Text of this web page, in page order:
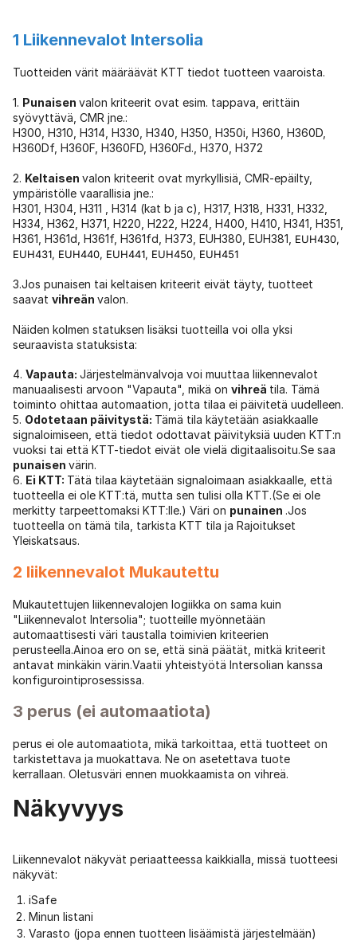
1 Liikennevalot Intersolia
Tuotteiden värit määräävät KTT tiedot tuotteen vaaroista.
1. Punaisen valon kriteerit ovat esim. tappava, erittäin
syövyttävä, CMR jne.:
H300, H310, H314, H330, H340, H350, H350i, H360, H360D,
H360Df, H360F, H360FD, H360Fd., H370, H372
2. Keltaisen valon kriteerit ovat myrkyllisiä, CMR-epäilty,
ympäristölle vaarallisia jne.:
H301, H304, H311 , H314 (kat b ja c), H317, H318, H331, H332,
H334, H362, H371, H220, H222, H224, H400, H410, H341, H351,
H361, H361d, H361f, H361fd, H373, EUH380, EUH381, EUH430,
EUH431, EUH440, EUH441, EUH450, EUH451
3.Jos punaisen tai keltaisen kriteerit eivät täyty, tuotteet
saavat vihreän valon.
Näiden kolmen statuksen lisäksi tuotteilla voi olla yksi
seuraavista statuksista:
4. Vapauta: Järjestelmänvalvoja voi muuttaa liikennevalot
manuaalisesti arvoon "Vapauta", mikä on vihreä tila. Tämä
toiminto ohittaa automaation, jotta tilaa ei päivitetä uudelleen.
5. Odotetaan päivitystä: Tämä tila käytetään asiakkaalle
signaloimiseen, että tiedot odottavat päivityksiä uuden KTT:n
vuoksi tai että KTT-tiedot eivät ole vielä digitaalisoitu.Se saa
punaisen värin.
6. Ei KTT: Tätä tilaa käytetään signaloimaan asiakkaalle, että
tuotteella ei ole KTT:tä, mutta sen tulisi olla KTT.(Se ei ole
merkitty tarpeettomaksi KTT:lle.) Väri on punainen .Jos
tuotteella on tämä tila, tarkista KTT tila ja Rajoitukset
Yleiskatsaus.
2 liikennevalot Mukautettu
Mukautettujen liikennevalojen logiikka on sama kuin
"Liikennevalot Intersolia"; tuotteille myönnetään
automaattisesti väri taustalla toimivien kriteerien
perusteella.Ainoa ero on se, että sinä päätät, mitkä kriteerit
antavat minkäkin värin.Vaatii yhteistyötä Intersolian kanssa
konfigurointiprosessissa.
3 perus (ei automaatiota)
perus ei ole automaatiota, mikä tarkoittaa, että tuotteet on
tarkistettava ja muokattava. Ne on asetettava tuote
kerrallaan. Oletusväri ennen muokkaamista on vihreä.
Näkyvyys
Liikennevalot näkyvät periaatteessa kaikkialla, missä tuotteesi
näkyvät:
iSafe
Minun listani
Varasto (jopa ennen tuotteen lisäämistä järjestelmään)